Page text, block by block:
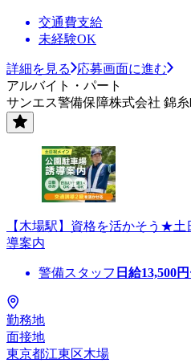
交通費支給
未経験OK
詳細を見る
応募画面に進む
アルバイト・パート
サンエス警備保障株式会社 錦糸
【木場駅】資格を活かそう★
導案内
警備スタッフ 日給13,500
勤務地
面接地
東京都江東区木場